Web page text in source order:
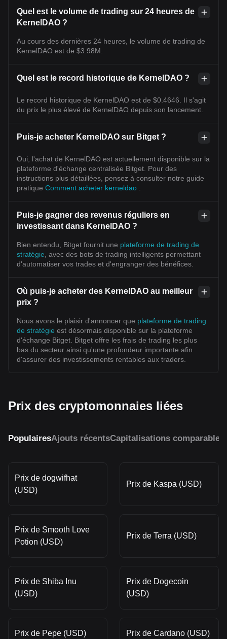
Quel est le volume de trading sur 24 heures de
KernelDAO ?
Au cours des dernières 24 heures, le volume de trading de
KernelDAO est de $3.98M.
Quel est le record historique de KernelDAO ?
Le record historique de KernelDAO est de $0.4646. Il s'agit
du prix le plus élevé de KernelDAO depuis son lancement.
Puis-je acheter KernelDAO sur Bitget ?
Oui, l'achat de KernelDAO est actuellement disponible sur la
plateforme d'échange centralisée Bitget. Pour des
instructions plus détaillées, pensez à consulter notre guide
pratique Comment acheter kerneldao
Puis-je gagner des revenus réguliers en
investissant dans KernelDAO ?
Bien entendu, Bitget fournit une plateforme de trading de
stratégie , avec des bots de trading intelligents permettant
d'automatiser vos trades et d'engranger des bénéfices.
Où puis-je acheter des KernelDAO au meilleur
prix ?
Nous avons le plaisir d'annoncer que plateforme de trading
de stratégie est désormais disponible sur la plateforme
d'échange Bitget. Bitget offre les frais de trading les plus
bas du secteur ainsi qu'une profondeur importante afin
d'assurer des investissements rentables aux traders.
Prix des cryptomonnaies liées
PopulairesAjouts récentsCapitalisations comparables
Prix de dogwifhat
(USD)
Prix de Kaspa (USD)
Prix de Smooth Love
Potion (USD)
Prix de Terra (USD)
Prix de Shiba Inu
(USD)
Prix de Dogecoin
(USD)
Prix de Pepe (USD) Prix de Cardano (USD)